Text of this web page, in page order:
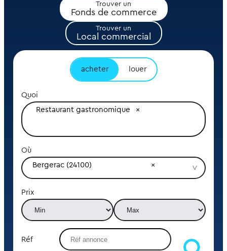
Trouver un
Fonds de commerce
Trouver un
Local commercial
acheter louer
Quoi
Restaurant gastronomique
Où
Bergerac (24100)
Prix
Réf